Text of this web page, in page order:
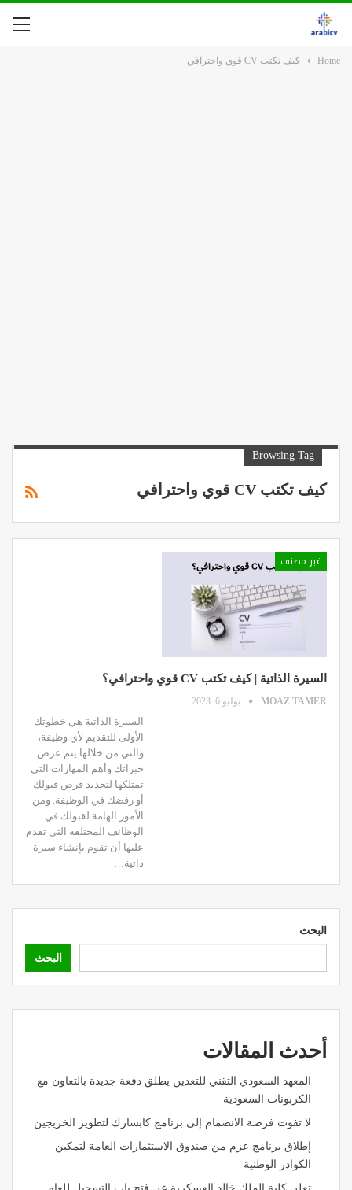
Home كيف تكتب CV قوي واحترافي
Browsing Tag
كيف تكتب CV قوي واحترافي
غير مصنف
السيرة الذاتية | كيف تكتب CV قوي واحترافي؟
MOAZ TAMER يوليو 6, 2023
السيرة الذاتية هي خطوتك
الأولى للتقديم لأي وظيفة،
والتي من خلالها يتم عرض
خبراتك وأهم المهارات التي
تمتلكها لتحديد فرص قبولك
أو رفضك في الوظيفة. ومن
الأمور الهامة لقبولك في
الوظائف المختلفة التي تقدم
عليها أن تقوم بإنشاء سيرة
ذاتية…
البحث
البحث
أحدث المقالات
المعهد السعودي التقني للتعدين يطلق دفعة جديدة بالتعاون مع
الكربونات السعودية
لا تفوت فرصة الانضمام إلى برنامج كابسارك لتطوير الخريجين
إطلاق برنامج عزم من صندوق الاستثمارات العامة لتمكين
الكوادر الوطنية